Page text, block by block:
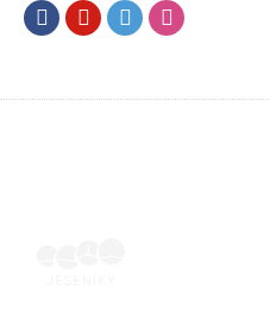
FacebookYoutubeTwitter